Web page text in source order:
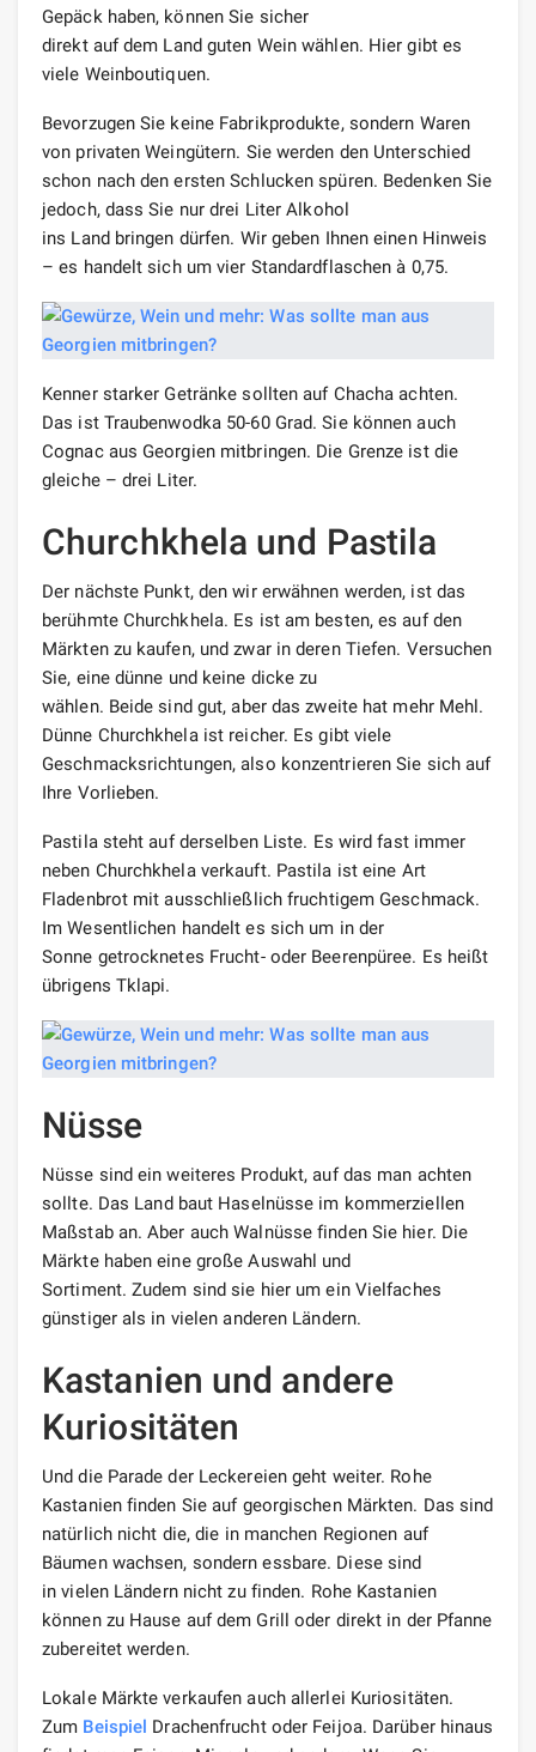
Gepäck haben, können Sie sicher
direkt auf dem Land guten Wein wählen. Hier gibt es
viele Weinboutiquen.
Bevorzugen Sie keine Fabrikprodukte, sondern Waren
von privaten Weingütern. Sie werden den Unterschied
schon nach den ersten Schlucken spüren. Bedenken Sie
jedoch, dass Sie nur drei Liter Alkohol
ins Land bringen dürfen. Wir geben Ihnen einen Hinweis
– es handelt sich um vier Standardflaschen à 0,75.
Kenner starker Getränke sollten auf Chacha achten.
Das ist Traubenwodka 50-60 Grad. Sie können auch
Cognac aus Georgien mitbringen. Die Grenze ist die
gleiche – drei Liter.
Churchkhela und Pastila
Der nächste Punkt, den wir erwähnen werden, ist das
berühmte Churchkhela. Es ist am besten, es auf den
Märkten zu kaufen, und zwar in deren Tiefen. Versuchen
Sie, eine dünne und keine dicke zu
wählen. Beide sind gut, aber das zweite hat mehr Mehl.
Dünne Churchkhela ist reicher. Es gibt viele
Geschmacksrichtungen, also konzentrieren Sie sich auf
Ihre Vorlieben.
Pastila steht auf derselben Liste. Es wird fast immer
neben Churchkhela verkauft. Pastila ist eine Art
Fladenbrot mit ausschließlich fruchtigem Geschmack.
Im Wesentlichen handelt es sich um in der
Sonne getrocknetes Frucht- oder Beerenpüree. Es heißt
übrigens Tklapi.
Nüsse
Nüsse sind ein weiteres Produkt, auf das man achten
sollte. Das Land baut Haselnüsse im kommerziellen
Maßstab an. Aber auch Walnüsse finden Sie hier. Die
Märkte haben eine große Auswahl und
Sortiment. Zudem sind sie hier um ein Vielfaches
günstiger als in vielen anderen Ländern.
Kastanien und andere
Kuriositäten
Und die Parade der Leckereien geht weiter. Rohe
Kastanien finden Sie auf georgischen Märkten. Das sind
natürlich nicht die, die in manchen Regionen auf
Bäumen wachsen, sondern essbare. Diese sind
in vielen Ländern nicht zu finden. Rohe Kastanien
können zu Hause auf dem Grill oder direkt in der Pfanne
zubereitet werden.
Lokale Märkte verkaufen auch allerlei Kuriositäten.
Zum Beispiel Drachenfrucht oder Feijoa. Darüber hinaus